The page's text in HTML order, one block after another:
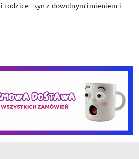
rodzice - syn z dowolnym imieniem i